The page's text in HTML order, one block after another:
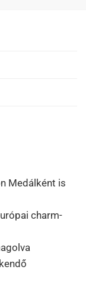
Medálként is
charm-